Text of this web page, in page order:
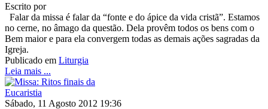
Escrito por
Falar da missa é falar da “fonte e do ápice da vida cristã”. Estamos
no cerne, no âmago da questão. Dela provêm todos os bens com o
Bem maior e para ela convergem todas as demais ações sagradas da
Igreja.
Publicado em Liturgia
Leia mais ...
Sábado, 11 Agosto 2012 19:36